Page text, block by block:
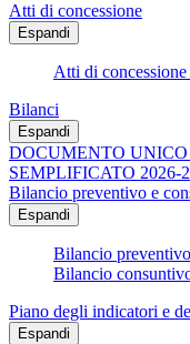
Atti di concessione
Espandi
Atti di
Bilanci
Espandi
DOCUMENTO
SEMPLIFICATO 2026-
Bilancio preventivo e
Espandi
Bilancio preventivo
Bilancio
Piano degli indicatori e
Espandi